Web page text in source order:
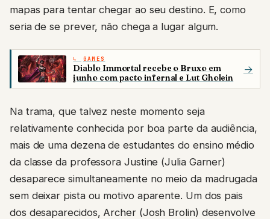
mapas para tentar chegar ao seu destino. E, como
seria de se prever, não chega a lugar algum.
GAMES
Diablo Immortal recebe o Bruxo em
junho com pacto infernal e Lut Gholein
→
Na trama, que talvez neste momento seja
relativamente conhecida por boa parte da audiência,
mais de uma dezena de estudantes do ensino médio
da classe da professora Justine (Julia Garner)
desaparece simultaneamente no meio da madrugada
sem deixar pista ou motivo aparente. Um dos pais
dos desaparecidos, Archer (Josh Brolin) desenvolve